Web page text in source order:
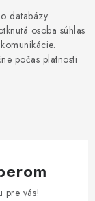
databázy
osoba súhlas
počas platnosti
pre vás!